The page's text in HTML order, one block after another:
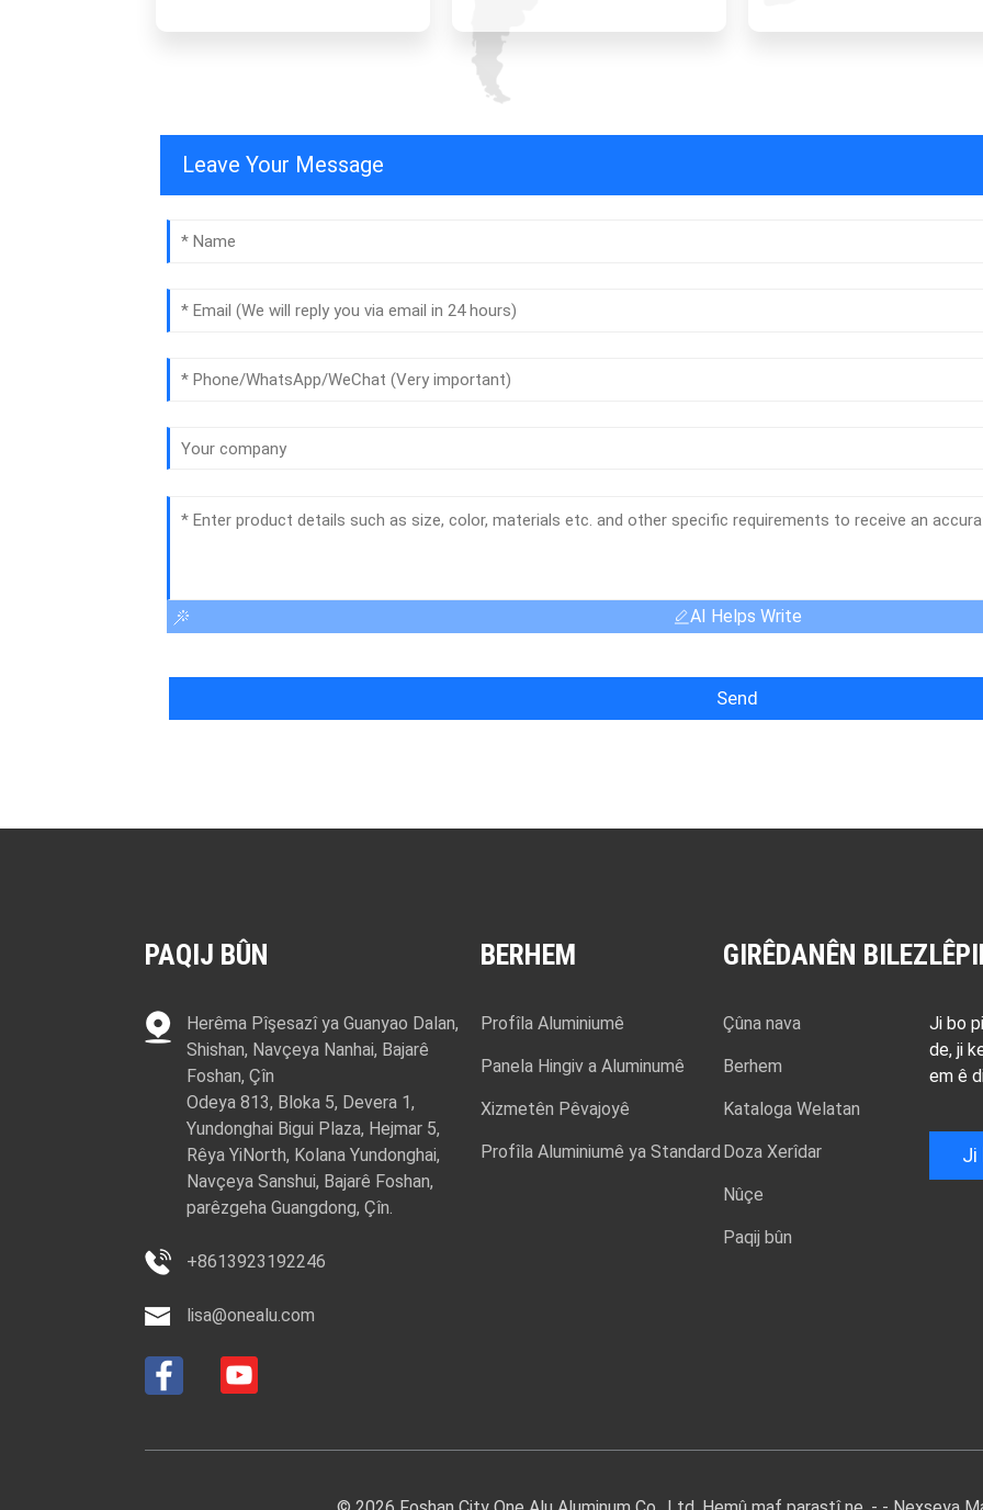
Leave Your Message
AI Helps Write
Send
PAQIJ BÛN
Herêma Pîşesazî ya Guanyao Dalan,
Shishan, Navçeya Nanhai, Bajarê
Foshan, Çîn
Odeya 813, Bloka 5, Devera 1,
Yundonghai Bigui Plaza, Hejmar 5,
Rêya YiNorth, Kolana Yundonghai,
Navçeya Sanshui, Bajarê Foshan,
parêzgeha Guangdong, Çîn.
+8613923192246
lisa@onealu.com
BERHEM
Profîla Aluminiumê
Panela Hingiv a Aluminumê
Xizmetên Pêvajoyê
Profîla Aluminiumê ya Standard
GIRÊDANÊN BILEZ
Çûna nava
Berhem
Kataloga Welatan
Doza Xerîdar
Nûçe
Paqij bûn
Ji bo
de, ji
em ê
Ji